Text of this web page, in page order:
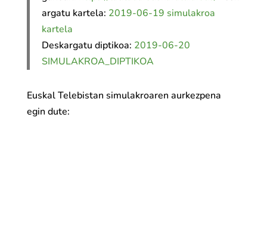
argatu kartela: 2019-06-19 simulakroa
kartela
Deskargatu diptikoa: 2019-06-20
SIMULAKROA_DIPTIKOA
Euskal Telebistan simulakroaren aurkezpena
egin dute: